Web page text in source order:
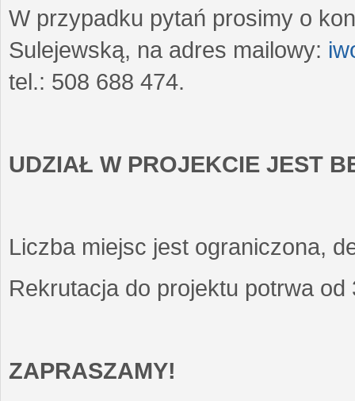
W przypadku pytań prosimy o
Sulejewską, na adres mailowy:
tel.: 508 688 474.
UDZIAŁ W PROJEKCIE JEST
Liczba miejsc jest ograniczona,
Rekrutacja do projektu potrwa
ZAPRASZAMY!